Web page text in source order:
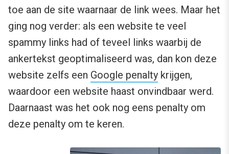
toe aan de site waarnaar de link wees. Maar het
ging nog verder: als een website te veel
spammy links had of teveel links waarbij de
ankertekst geoptimaliseerd was, dan kon deze
website zelfs een Google penalty krijgen,
waardoor een website haast onvindbaar werd.
Daarnaast was het ook nog eens penalty om
deze penalty om te keren.